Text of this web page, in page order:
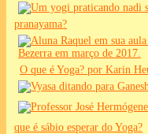
pranayama?
O que é Yoga? por Karin
que é sábio esperar do Yoga?